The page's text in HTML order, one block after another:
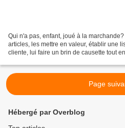
Qui n'a pas, enfant, joué à la
articles, les mettre en valeur, établir une
cliente, lui faire un brin de causette tout
Page
Hébergé par Overblog